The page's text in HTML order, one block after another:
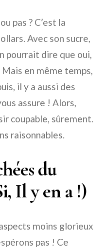
pas ? C’est la
Avec son sucre,
pourrait dire que oui,
Mais en même temps,
il y a aussi des
assure ! Alors,
coupable, sûrement.
raisonnables.
du
Il y en a !)
moins glorieux
pas ! Ce